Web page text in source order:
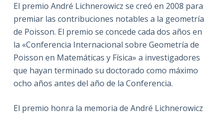
El premio André Lichnerowicz se creó en 2008 para
premiar las contribuciones notables a la geometría
de Poisson. El premio se concede cada dos años en
la «Conferencia Internacional sobre Geometría de
Poisson en Matemáticas y Física» a investigadores
que hayan terminado su doctorado como máximo
ocho años antes del año de la Conferencia.
El premio honra la memoria de André Lichnerowicz